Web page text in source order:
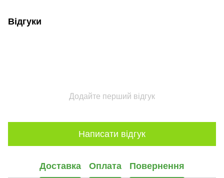
Відгуки
Додайте перший відгук
Написати відгук
Доставка Оплата Повернення